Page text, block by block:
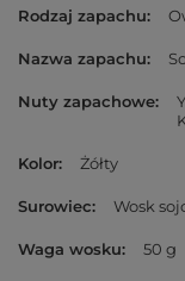
Rodzaj zapachu
Nazwa zapachu
Nuty zapachowe
Kolor Żółty
Surowiec Wosk
Waga wosku 50 g